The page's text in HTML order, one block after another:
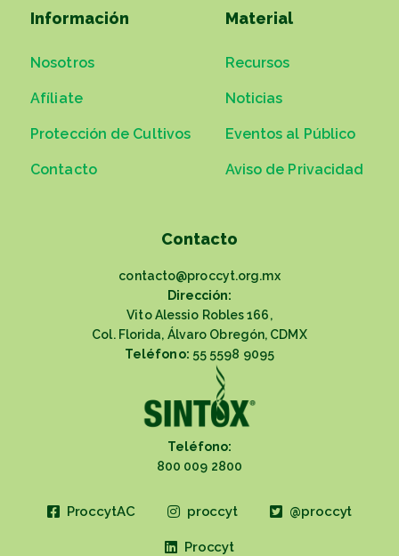
Información
Nosotros
Afíliate
Protección de Cultivos
Contacto
Material
Recursos
Noticias
Eventos al Público
Aviso de Privacidad
Contacto
contacto@proccyt.org.mx
Dirección:
Vito Alessio Robles 166,
Col. Florida, Álvaro Obregón, CDMX
Teléfono: 55 5598 9095
Teléfono:
800 009 2800
ProccytAC proccyt @proccyt
Proccyt